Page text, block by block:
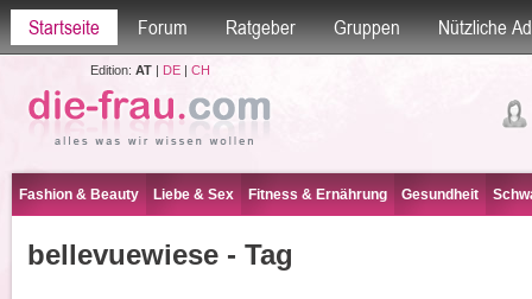
Startseite Forum Ratgeber Gruppen Nützliche
Edition: AT| DE| CH
Fashion & Beauty Liebe & Sex Fitness & Ernährung Gesundheit
bellevuewiese - Tag